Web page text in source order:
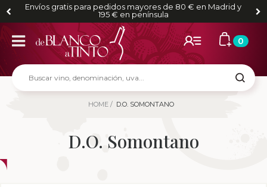
Envíos gratis para pedidos mayores de 80 € en Madrid y
195 € en península
0
HOME D.O. SOMONTANO
D.O. Somontano